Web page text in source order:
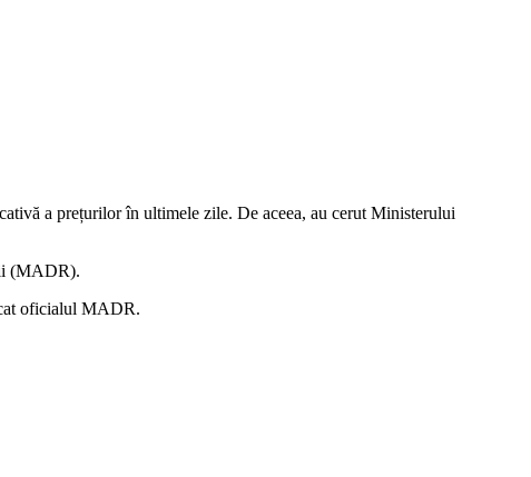
a prețurilor în ultimele zile. De aceea, au cerut Ministerului
(MADR).
oficialul MADR.